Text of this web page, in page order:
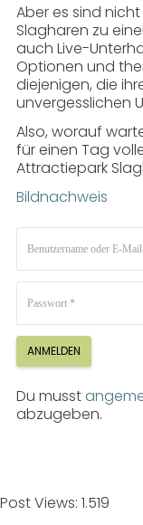
Aber es sind
Slagharen zu
auch Live-
Optionen und
diejenigen, die
unvergesslichen
Also, worauf
für einen Tag
Attractiepark
Bildnachweis
ANMELDEN
Du musst
abzugeben.
Post Views: 1.519